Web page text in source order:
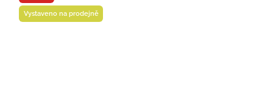
Vystaveno na prodejně